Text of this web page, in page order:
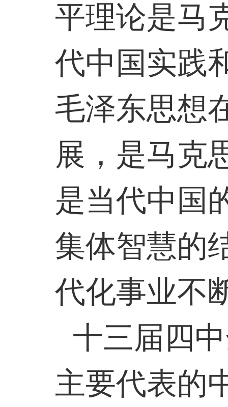
平理论是马
代中国实践
毛泽东思想
展，是马克
是当代中国
集体智慧的
代化事业不
十三届四
主要代表的